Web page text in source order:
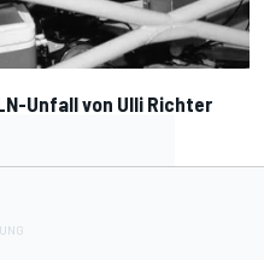
Unfall von Ulli Richter